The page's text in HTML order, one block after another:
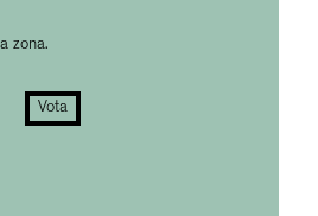
zona.
Vota